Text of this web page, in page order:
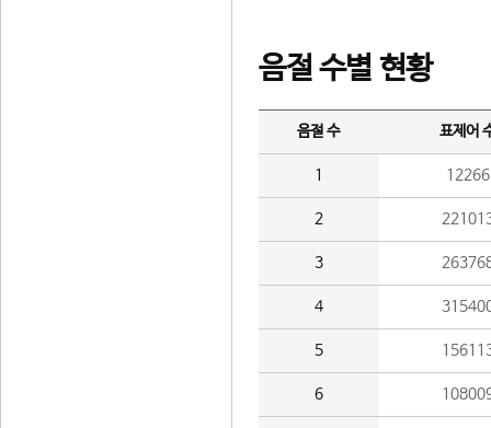
음절 수별 현황
음절 수 표제어
1 12266
2
3
4
5
6